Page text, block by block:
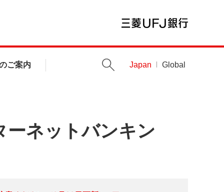
ご案内 Japan Global
ーネットバンキン